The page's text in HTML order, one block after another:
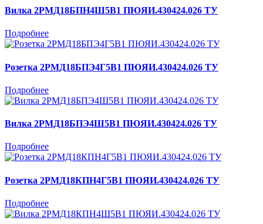
Вилка 2РМД18БПН4Ш5В1 ПЮЯИ.430424.026 ТУ
Подробнее
Розетка 2РМД18БПЭ4Г5В1 ПЮЯИ.430424.026 ТУ
Подробнее
Вилка 2РМД18БПЭ4Ш5В1 ПЮЯИ.430424.026 ТУ
Подробнее
Розетка 2РМД18КПН4Г5В1 ПЮЯИ.430424.026 ТУ
Подробнее